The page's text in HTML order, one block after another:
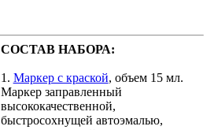
СОСТАВ НАБОРА:
1. Маркер с краской, объем 15 мл.
Маркер заправленный
высококачественной,
быстросохнущей автоэмалью,